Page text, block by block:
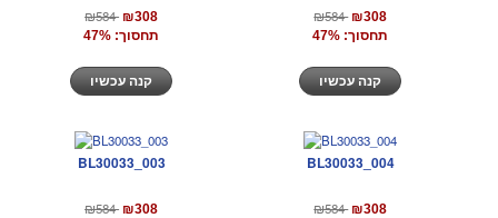
₪584 ₪308
תחסוך: 47%
₪584 ₪308
תחסוך: 47%
BL30033_003
₪584 ₪308
BL30033_004
₪584 ₪308